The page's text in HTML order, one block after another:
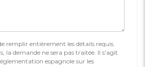
remplir entièrement les détails requis.
la demande ne sera pas traitée. Il s'agit
espagnole sur les